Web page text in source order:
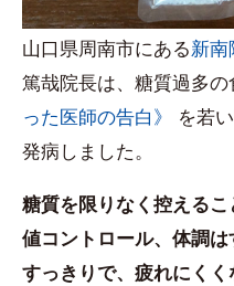
山口県周南市にある新南
篤哉院長は、糖質過多の
った医師の告白》
を若
発病しました。
糖質を限りなく控える
値コントロール、体調
すっきりで、疲れにく